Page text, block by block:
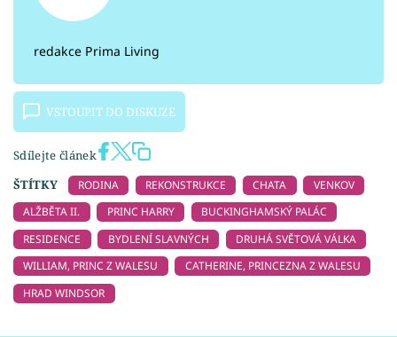
redakce Prima Living
VSTOUPIT DO DISKUZE
Sdílejte článek
ŠTÍTKY
RODINA REKONSTRUKCE CHATA
VENKOV
ALŽBĚTA II.
PRINC HARRY
BUCKINGHAMSKÝ PALÁC
RESIDENCE
BYDLENÍ SLAVNÝCH
DRUHÁ SVĚTOVÁ VÁLKA
WILLIAM, PRINC Z WALESU
CATHERINE, PRINCEZNA Z WALESU
HRAD WINDSOR